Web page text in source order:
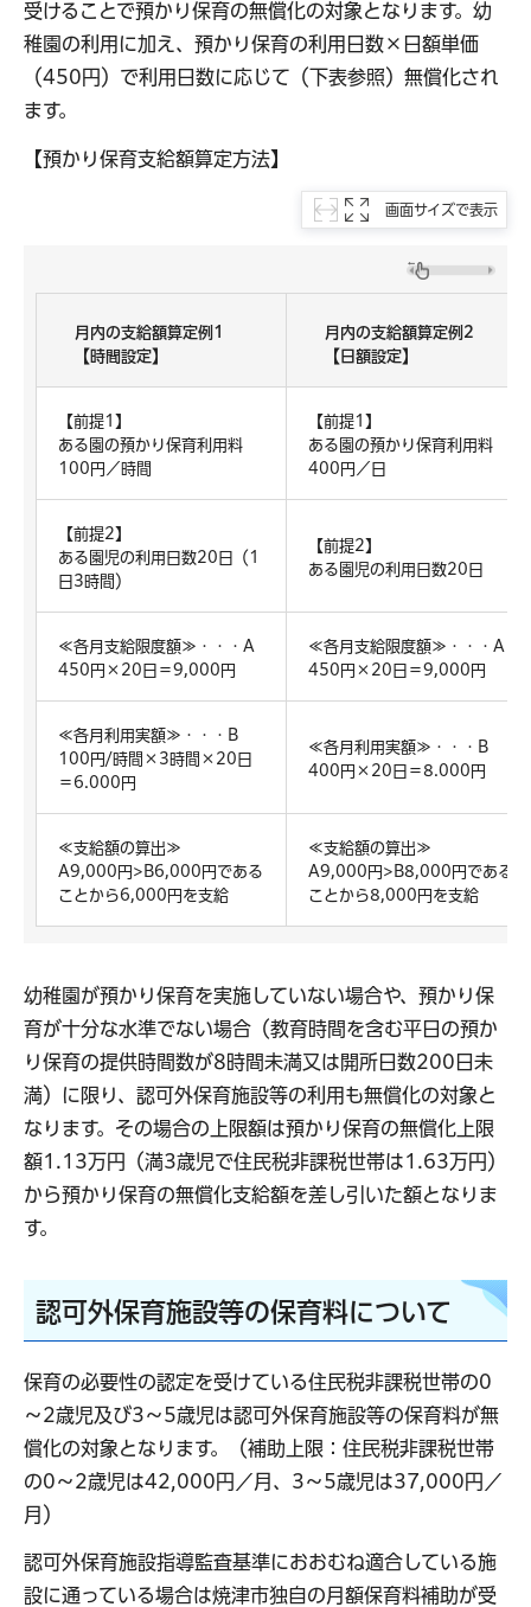
受けることで預かり保育の無償化の対象となります。幼
稚園の利用に加え、預かり保育の利用日数×日額単価
（450円）で利用日数に応じて（下表参照）無償化され
ます。
【預かり保育支給額算定方法】
画面サイズで表示
月内の支給額算定例1
【時間設定】
月内の支給額算定例2
【日額設定】
【前提1】
ある園の預かり保育利用料
100円／時間
【前提1】
ある園の預かり保育利用料
400円／日
【前提2】
ある園児の利用日数20日（1
日3時間）
【前提2】
ある園児の利用日数20日
≪各月支給限度額≫・・・A
450円×20日＝9,000円
≪各月支給限度額≫・・・A
450円×20日＝9,000円
≪各月利用実額≫・・・B
100円/時間×3時間×20日
＝6.000円
≪各月利用実額≫・・・B
400円×20日＝8.000円
≪支給額の算出≫
A9,000円>B6,000円である
ことから6,000円を支給
≪支給額の算出≫
A9,000円>B8,000円である
ことから8,000円を支給
幼稚園が預かり保育を実施していない場合や、預かり保
育が十分な水準でない場合（教育時間を含む平日の預か
り保育の提供時間数が8時間未満又は開所日数200日未
満）に限り、認可外保育施設等の利用も無償化の対象と
なります。その場合の上限額は預かり保育の無償化上限
額1.13万円（満3歳児で住民税非課税世帯は1.63万円）
から預かり保育の無償化支給額を差し引いた額となりま
す。
認可外保育施設等の保育料について
保育の必要性の認定を受けている住民税非課税世帯の0
～2歳児及び3～5歳児は認可外保育施設等の保育料が無
償化の対象となります。（補助上限：住民税非課税世帯
の0～2歳児は42,000円／月、3～5歳児は37,000円／
月）
認可外保育施設指導監査基準におおむね適合している施
設に通っている場合は焼津市独自の月額保育料補助が受